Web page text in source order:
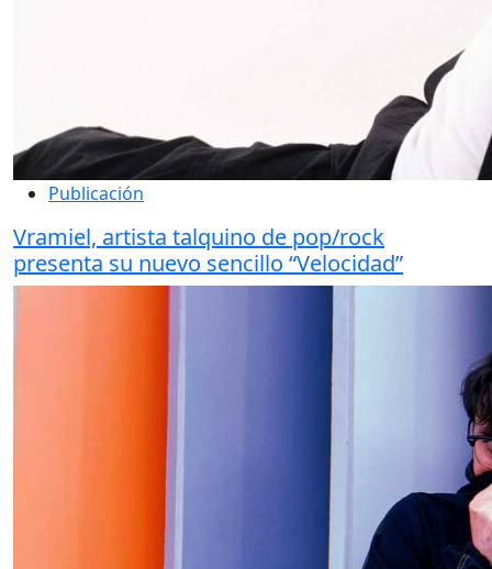
Publicación
Vramiel, artista talquino de pop/rock
presenta su nuevo sencillo “Velocidad”